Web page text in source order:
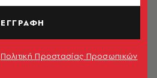
ΕΓΓΡΑΦΗ
Πολιτική Προστασίας Προσωπικών